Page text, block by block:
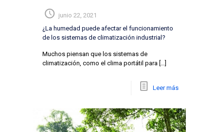
junio 22, 2021
¿La humedad puede afectar el funcionamiento
de los sistemas de climatización industrial?
Muchos piensan que los sistemas de
climatización, como el clima portátil para[…]
Leer más